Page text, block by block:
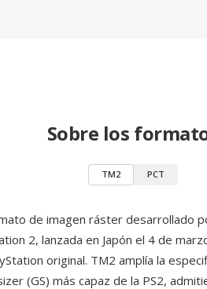
Sobre los
TM2 PCT
de imagen ráster desarrollado
2, lanzada en Japón el 4 de
original. TM2 amplía la
(GS) más capaz de la PS2,